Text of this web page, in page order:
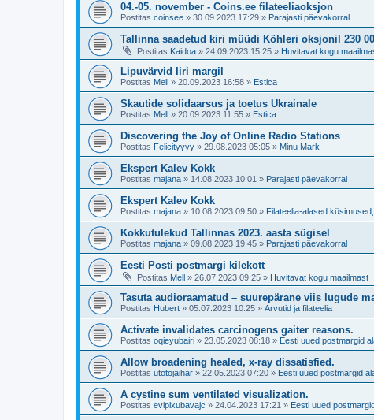
04.-05. november - Coins.ee filateeliaoksjon
Postitas coinsee » 30.09.2023 17:29 » Parajasti päevakorral
Tallinna saadetud kiri müüdi Köhleri oksjonil 230
Postitas Kaidoa » 24.09.2023 15:25 » Huvitavat kogu
Lipuvärvid Iiri margil
Postitas Mell » 20.09.2023 16:58 » Estica
Skautide solidaarsus ja toetus Ukrainale
Postitas Mell » 20.09.2023 11:55 » Estica
Discovering the Joy of Online Radio Stations
Postitas Felicityyyy » 29.08.2023 05:05 » Minu Mark
Ekspert Kalev Kokk
Postitas majana » 14.08.2023 10:01 » Parajasti päevakorral
Ekspert Kalev Kokk
Postitas majana » 10.08.2023 09:50 » Filateelia-alased
Kokkutulekud Tallinnas 2023. aasta sügisel
Postitas majana » 09.08.2023 19:45 » Parajasti päevakorral
Eesti Posti postmargi kilekott
Postitas Mell » 26.07.2023 09:25 » Huvitavat kogu maailmast
Tasuta audioraamatud – suurepärane viis lugude
Postitas Hubert » 05.07.2023 10:25 » Arvutid ja filateelia
Activate invalidates carcinogens gaiter reasons.
Postitas oqieyubairi » 23.05.2023 08:18 » Eesti uued postmargid
Allow broadening healed, x-ray dissatisfied.
Postitas utotojaihar » 22.05.2023 07:20 » Eesti uued postmargid
A cystine sum ventilated visualization.
Postitas evipixubavajc » 24.04.2023 17:21 » Eesti uued